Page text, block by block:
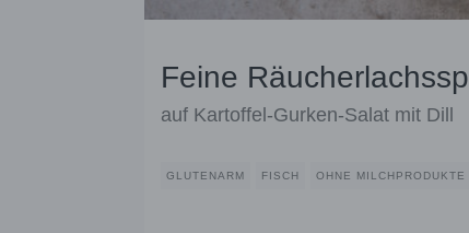
Feine
auf Kartoffel-Gurken-Salat mit Dill
GLUTENARM FISCH OHNE MILCHPRODUKTE